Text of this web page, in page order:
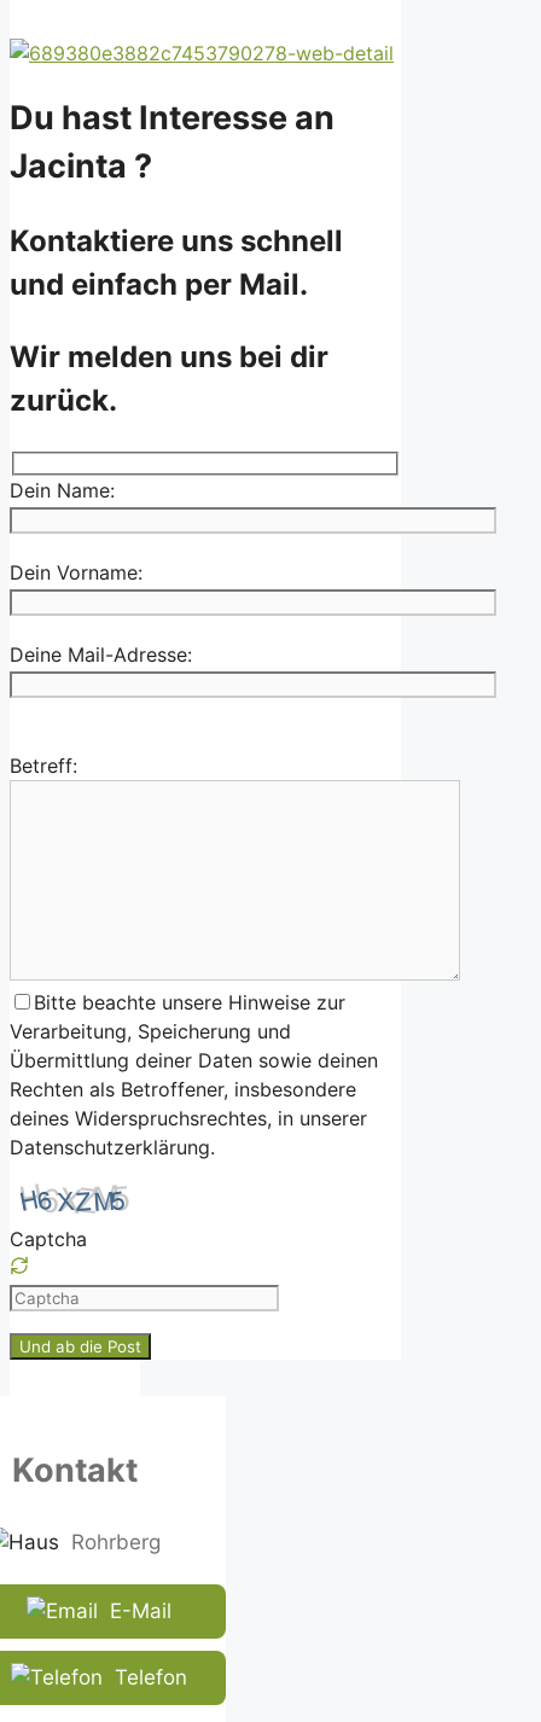
Du hast Interesse an
Jacinta ?
Kontaktiere uns schnell
und einfach per Mail.
Wir melden uns bei dir
zurück.
Dein Name:
Dein Vorname:
Deine Mail-Adresse:
Betreff:
Bitte beachte unsere Hinweise zur
Verarbeitung, Speicherung und
Übermittlung deiner Daten sowie deinen
Rechten als Betroffener, insbesondere
deines Widerspruchsrechtes, in unserer
Datenschutzerklärung.
Captcha
Please
the
the
ensure
that
you
are
human.
Kontakt
Rohrberg
E-Mail
Telefon